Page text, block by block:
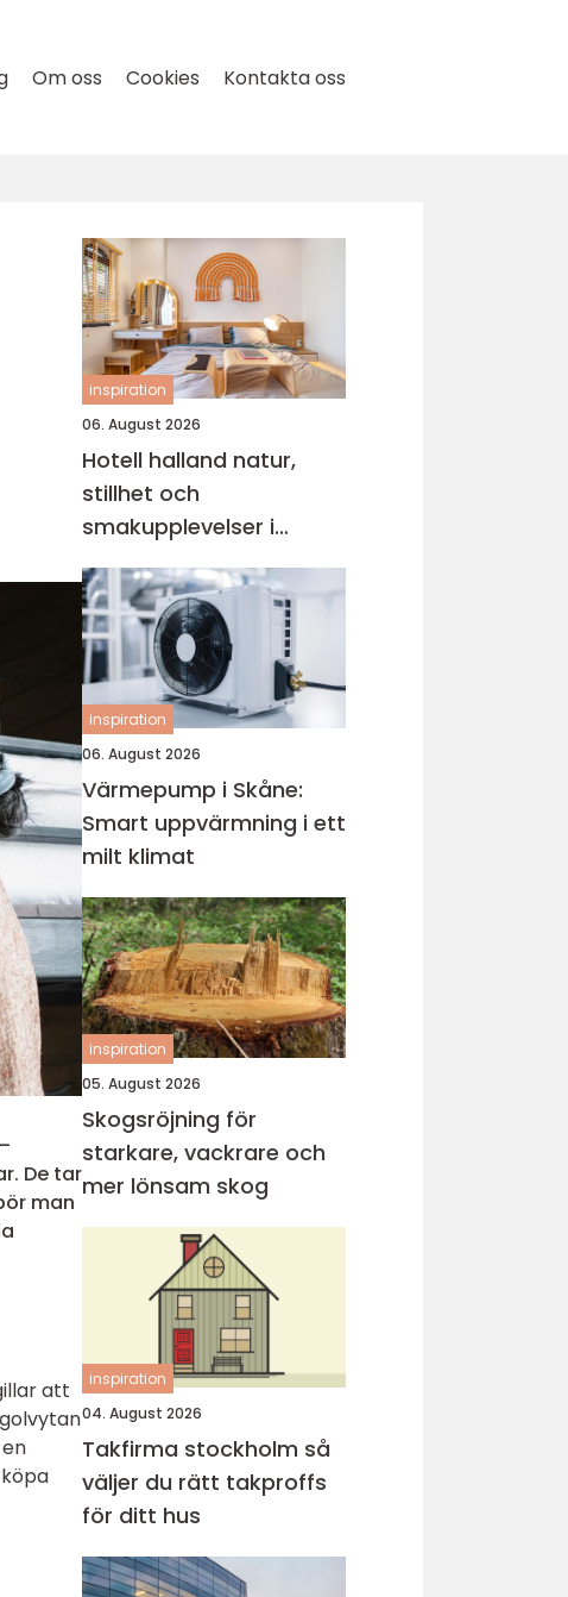
Om oss Cookies Kontakta oss
De tar
man
att
inspiration
06. August 2026
Hotell halland natur,
stillhet och
smakupplevelser i
hjärtat av västkusten
inspiration
06. August 2026
Värmepump i Skåne:
Smart uppvärmning i ett
milt klimat
inspiration
05. August 2026
Skogsröjning för
starkare, vackrare och
mer lönsam skog
inspiration
04. August 2026
Takfirma stockholm så
väljer du rätt takproffs
för ditt hus